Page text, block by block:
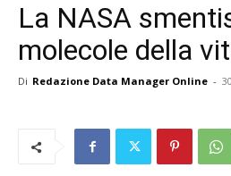
La NASA
molecole della
Di Redazione Data Manager Online -